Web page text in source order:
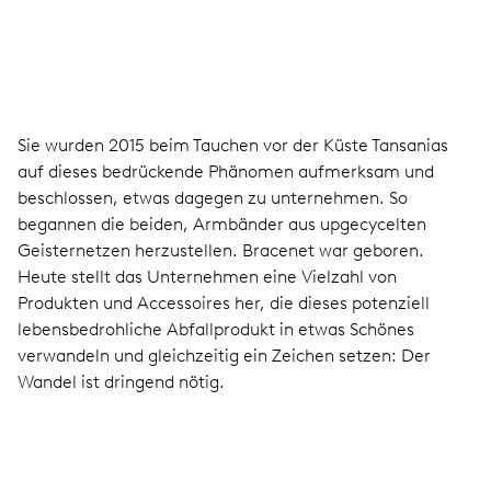
Sie wurden 2015 beim Tauchen vor der Küste Tansanias
auf dieses bedrückende Phänomen aufmerksam und
beschlossen, etwas dagegen zu unternehmen. So
begannen die beiden, Armbänder aus upgecycelten
Geisternetzen herzustellen. Bracenet war geboren.
Heute stellt das Unternehmen eine Vielzahl von
Produkten und Accessoires her, die dieses potenziell
lebensbedrohliche Abfallprodukt in etwas Schönes
verwandeln und gleichzeitig ein Zeichen setzen: Der
Wandel ist dringend nötig.